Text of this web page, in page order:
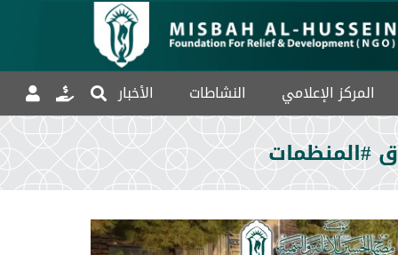
المركز الإعلامي النشاطات الأخبار
#المنظمات